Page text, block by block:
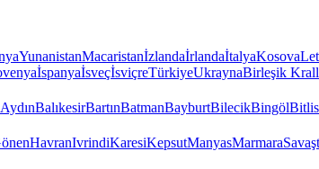
YunanistanMacaristanİzlandaİrlandaİtalyaKosova
İspanyaİsveçİsviçreTürkiyeUkraynaBirleşik
AydınBalıkesirBartınBatmanBayburtBilecikBingölBitlis
HavranIvrindiKaresiKepsutManyasMarmara